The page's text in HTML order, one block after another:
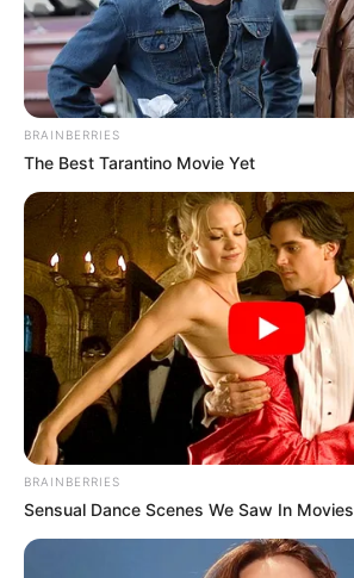
BRAINBERRIES
The Best Tarantino Movie Yet
BRAINBERRIES
Sensual Dance Scenes We Saw In Movies